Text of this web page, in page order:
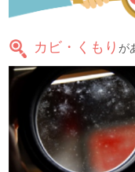
カビ・くもり が